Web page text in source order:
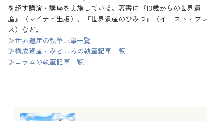
を超す講演・講座を実施している。著書に『13歳からの世界遺
産』（マイナビ出版）、『世界遺産のひみつ』（イースト・プレ
ス）など。
≫世界遺産の執筆記事一覧
≫構成資産・みどころの執筆記事一覧
≫コラムの執筆記事一覧